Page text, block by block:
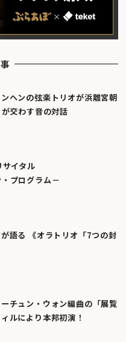
ヘンの弦楽トリオが浜離宮朝
が交わす音の対話
イタル
プログラム－
語る 《オラトリオ「7つの封
チュン・ウォン編曲の「展覧
ルにより本邦初演！